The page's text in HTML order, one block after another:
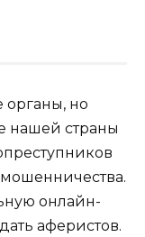
органы, но
нашей страны
онлайн-
аферистов.